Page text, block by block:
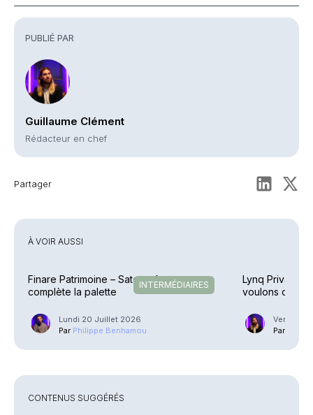
PUBLIÉ PAR
Guillaume Clément
Rédacteur en chef
Partager
À VOIR AUSSI
INTERMÉDIAIRES
Finare Patrimoine – Sateco Assurance
complète la palette
Lundi 20 Juillet 2026
Par Philippe Benhamou
Lynq Private
voulons ouvrir
Vendredi
Par
CONTENUS SUGGÉRÉS